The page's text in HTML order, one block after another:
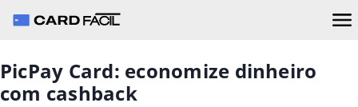
PicPay Card: economize dinheiro
com cashback